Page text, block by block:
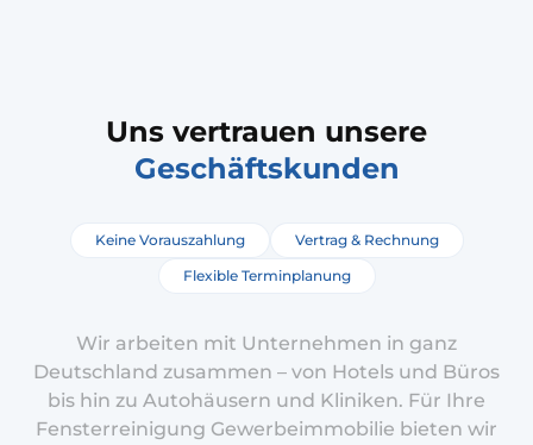
Uns vertrauen unsere
Geschäftskunden
Keine Vorauszahlung
Vertrag & Rechnung
Flexible Terminplanung
Wir arbeiten mit Unternehmen in ganz
Deutschland zusammen – von Hotels und Büros
bis hin zu Autohäusern und Kliniken. Für Ihre
Fensterreinigung Gewerbeimmobilie bieten wir